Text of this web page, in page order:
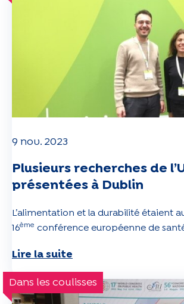
9 nov. 2023
Plusieurs recherches de
présentées à Dublin
L’alimentation et la durabilité étaient
16ème conférence européenne de
Lire la suite
Dans les coulisses